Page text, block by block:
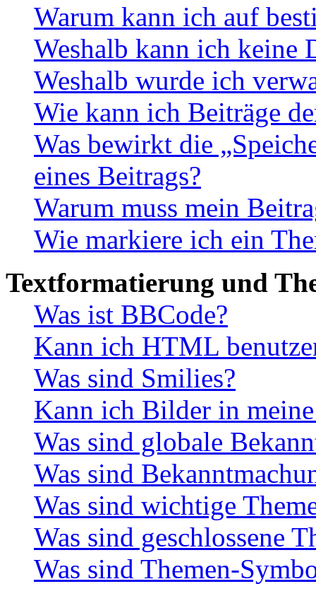
Warum kann ich auf
Weshalb kann ich keine
Weshalb wurde ich
Wie kann ich Beiträge
Was bewirkt die
eines Beitrags?
Warum muss mein
Wie markiere ich ein
Textformatierung und
Was ist BBCode?
Kann ich HTML
Was sind Smilies?
Kann ich Bilder in
Was sind globale
Was sind
Was sind wichtige
Was sind geschlossene
Was sind Themen-